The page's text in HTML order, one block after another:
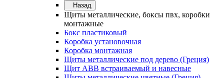
Назад
Щиты металлические, боксы пвх, коробки
монтажные
Бокс пластиковый
Коробка установочная
Коробка монтажная
Щиты металлические под дерево (Греция)
Щит ABB встраиваемый и навесные